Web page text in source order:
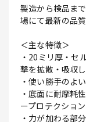
製造から検品ま
場にて最新の品
＜主な特徴＞
・20ミリ厚・セ
撃を拡散・吸収
・使い勝手のよ
・底面に耐摩耗
ープロテクション
・力が加わる部